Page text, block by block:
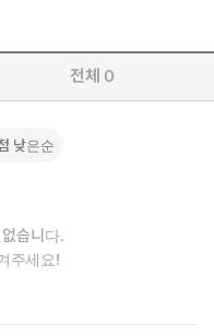
는, 위트니스 리 형제님
해서 그곳 교회에게 도움을
회 메시지 네 편, 교통 집회
적인 교통 한 편이 포함되
이들이 하나님의 생명에
는 길에 관한 것이다. 마
특별 집회 메시지 여덟 편
대화 기록 한 편, 그리고
전체 0
낮은순
습니다.
주세요!